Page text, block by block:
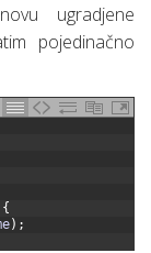
ugradjene
pojedinačno
{
) ;